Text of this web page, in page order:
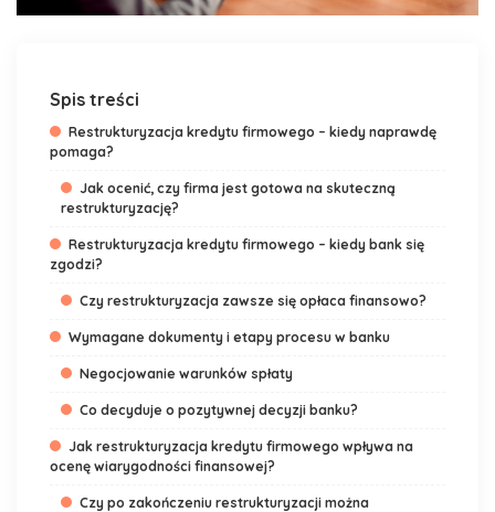
Spis treści
Restrukturyzacja kredytu firmowego – kiedy naprawdę
pomaga?
Jak ocenić, czy firma jest gotowa na skuteczną
restrukturyzację?
Restrukturyzacja kredytu firmowego – kiedy bank się
zgodzi?
Czy restrukturyzacja zawsze się opłaca finansowo?
Wymagane dokumenty i etapy procesu w banku
Negocjowanie warunków spłaty
Co decyduje o pozytywnej decyzji banku?
Jak restrukturyzacja kredytu firmowego wpływa na
ocenę wiarygodności finansowej?
Czy po zakończeniu restrukturyzacji można